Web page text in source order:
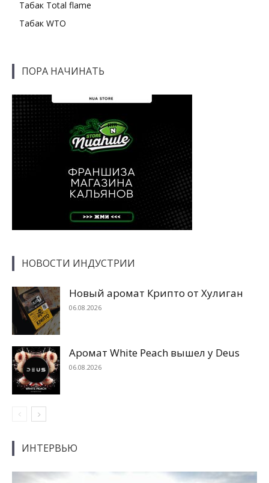
Табак Total flame
Табак WTO
ПОРА НАЧИНАТЬ
НОВОСТИ ИНДУСТРИИ
Новый аромат Крипто от Хулиган
06.08.2026
Аромат White Peach вышел у Deus
06.08.2026
ИНТЕРВЬЮ